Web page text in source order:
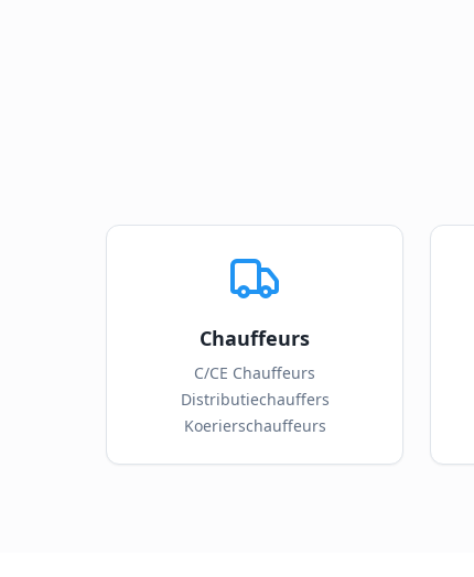
Chauffeurs
C/CE Chauffeurs
Distributiechauffers
Koerierschauffeurs